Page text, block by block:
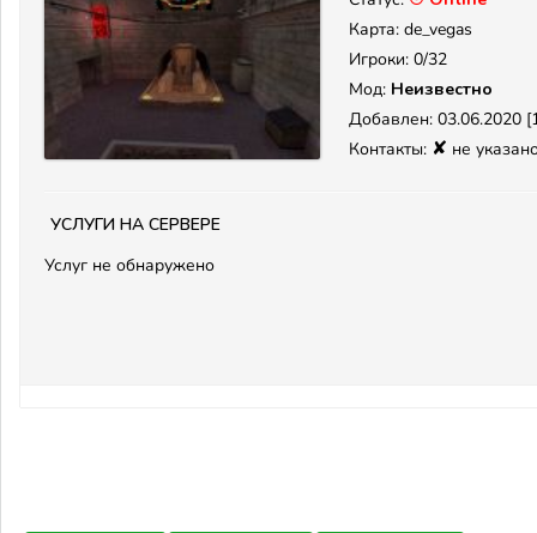
Карта: de_vegas
Игроки: 0/32
Мод: Неизвестно
Добавлен: 03.06.2020
Контакты: ✘ не
Услуги на сервере
Услуг не обнаружено